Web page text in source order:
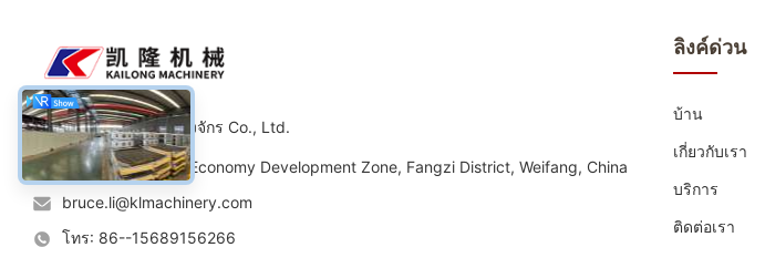
เหวยฟาง Kailong เครื่องจักร Co., Ltd.
ที่อยู่: No.11 Road, Economy Development Zone, Fangzi District, Weifang, China
bruce.li@klmachinery.com
โทร: 86--15689156266
ลิงค์ด่วน
บ้าน
เกี่ยวกับเรา
บริการ
ติดต่อเรา